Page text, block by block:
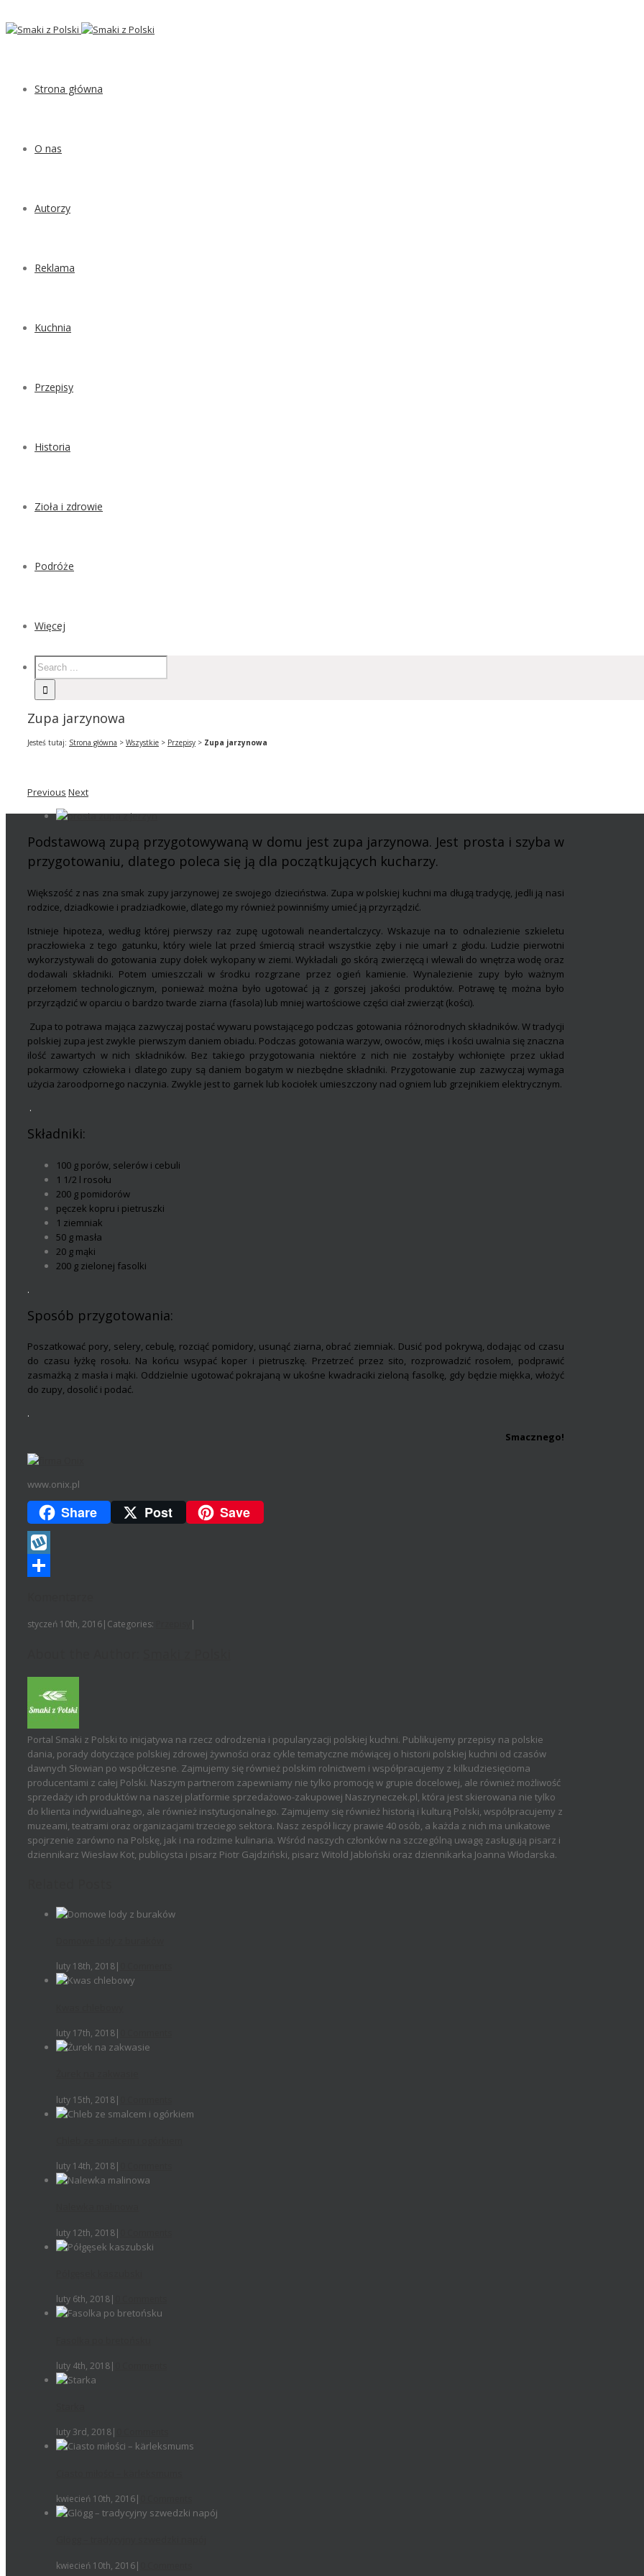
Strona główna
O nas
Autorzy
Reklama
Kuchnia
Przepisy
Historia
Zioła i zdrowie
Podróże
Więcej
Zupa jarzynowa
Jesteś tutaj: Strona główna > Wszystkie > Przepisy > Zupa jarzynowa
Previous Next
Podstawową zupą przygotowywaną w domu jest zupa jarzynowa. Jest prosta i szyba w
przygotowaniu, dlatego poleca się ją dla początkujących kucharzy.
Większość z nas zna smak zupy jarzynowej ze swojego dzieciństwa. Zupa w polskiej kuchni ma długą tradycję, jedli ją nasi
rodzice, dziadkowie i pradziadkowie, dlatego my również powinniśmy umieć ją przyrządzić.
Istnieje hipoteza, według której pierwszy raz zupę ugotowali neandertalczycy. Wskazuje na to odnalezienie szkieletu
praczłowieka z tego gatunku, który wiele lat przed śmiercią stracił wszystkie zęby i nie umarł z głodu. Ludzie pierwotni
wykorzystywali do gotowania zupy dołek wykopany w ziemi. Wykładali go skórą zwierzęcą i wlewali do wnętrza wodę oraz
dodawali składniki. Potem umieszczali w środku rozgrzane przez ogień kamienie. Wynalezienie zupy było ważnym
przełomem technologicznym, ponieważ można było ugotować ją z gorszej jakości produktów. Potrawę tę można było
przyrządzić w oparciu o bardzo twarde ziarna (fasola) lub mniej wartościowe części ciał zwierząt (kości).
Zupa to potrawa mająca zazwyczaj postać wywaru powstającego podczas gotowania różnorodnych składników. W tradycji
polskiej zupa jest zwykle pierwszym daniem obiadu. Podczas gotowania warzyw, owoców, mięs i kości uwalnia się znaczna
ilość zawartych w nich składników. Bez takiego przygotowania niektóre z nich nie zostałyby wchłonięte przez układ
pokarmowy człowieka i dlatego zupy są daniem bogatym w niezbędne składniki. Przygotowanie zup zazwyczaj wymaga
użycia żaroodpornego naczynia. Zwykle jest to garnek lub kociołek umieszczony nad ogniem lub grzejnikiem elektrycznym.
.
Składniki:
100 g porów, selerów i cebuli
1 1/2 l rosołu
200 g pomidorów
pęczek kopru i pietruszki
1 ziemniak
50 g masła
20 g mąki
200 g zielonej fasolki
.
Sposób przygotowania:
Poszatkować pory, selery, cebulę, rozciąć pomidory, usunąć ziarna, obrać ziemniak. Dusić pod pokrywą, dodając od czasu
do czasu łyżkę rosołu. Na końcu wsypać koper i pietruszkę. Przetrzeć przez sito, rozprowadzić rosołem, podprawić
zasmażką z masła i mąki. Oddzielnie ugotować pokrajaną w ukośne kwadraciki zieloną fasolkę, gdy będzie miękka, włożyć
do zupy, dosolić i podać.
.
Smacznego!
www.onix.pl
Share Post Save
Wykop
styczeń 10th, 2016| Categories: |
Portal Smaki z Polski to inicjatywa na rzecz odrodzenia i popularyzacji polskiej kuchni. Publikujemy przepisy na polskie
dania, porady dotyczące polskiej zdrowej żywności oraz cykle tematyczne mówiącej o historii polskiej kuchni od czasów
dawnych Słowian po współczesne. Zajmujemy się również polskim rolnictwem i współpracujemy z kilkudziesięcioma
producentami z całej Polski. Naszym partnerom zapewniamy nie tylko promocję w grupie docelowej, ale również możliwość
sprzedaży ich produktów na naszej platformie sprzedażowo-zakupowej Naszryneczek.pl, która jest skierowana nie tylko
do klienta indywidualnego, ale również instytucjonalnego. Zajmujemy się również historią i kulturą Polski, współpracujemy z
muzeami, teatrami oraz organizacjami trzeciego sektora. Nasz zespół liczy prawie 40 osób, a każda z nich ma unikatowe
spojrzenie zarówno na Polskę, jak i na rodzime kulinaria. Wśród naszych członków na szczególną uwagę zasługują pisarz i
dziennikarz Wiesław Kot, publicysta i pisarz Piotr Gajdziński, pisarz Witold Jabłoński oraz dziennikarka Joanna Włodarska.
luty 18th, 2018
luty 17th, 2018|
luty 15th, 2018|
luty 14th, 2018|
luty 12th, 2018|
luty 6th, 2018|
luty 4th, 2018|
luty 3rd, 2018|
kwiecień 10th, 2016|
kwiecień 10th, 2016|